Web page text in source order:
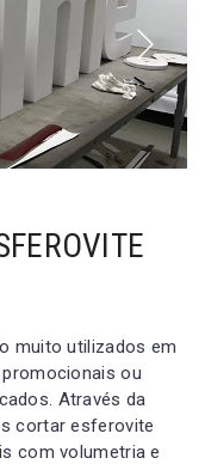
muito utilizados em
ou
Através da
cortar esferovite
com volumetria e